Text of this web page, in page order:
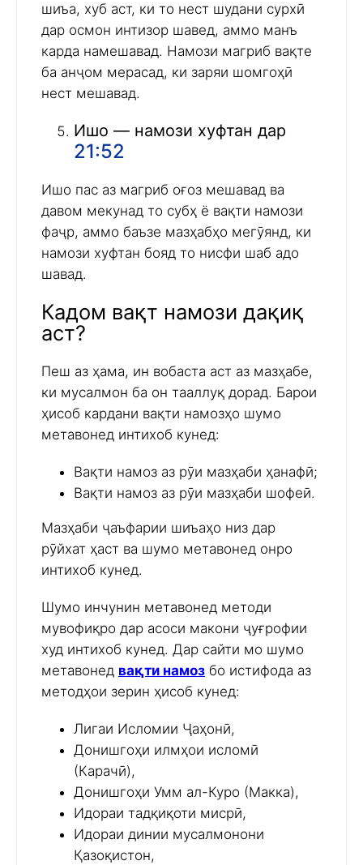
шиъа, хуб аст, ки то нест шудани сурхӣ
дар осмон интизор шавед, аммо манъ
карда намешавад. Намози магриб вақте
ба анҷом мерасад, ки заряи шомгоҳӣ
нест мешавад.
Ишо — намози хуфтан дар
21:52
Ишо пас аз магриб оғоз мешавад ва
давом мекунад то субҳ ё вақти намози
фаҷр, аммо баъзе мазҳабҳо мегӯянд, ки
намози хуфтан бояд то нисфи шаб адо
шавад.
Кадом вақт намози дақиқ
аст?
Пеш аз ҳама, ин вобаста аст аз мазҳабе,
ки мусалмон ба он тааллуқ дорад. Барои
ҳисоб кардани вақти намозҳо шумо
метавонед интихоб кунед:
Вақти намоз аз рӯи мазҳаби ҳанафӣ;
Вақти намоз аз рӯи мазҳаби шофеӣ.
Мазҳаби ҷаъфарии шиъаҳо низ дар
рӯйхат ҳаст ва шумо метавонед онро
интихоб кунед.
Шумо инчунин метавонед методи
мувофиқро дар асоси макони ҷуғрофии
худ интихоб кунед. Дар сайти мо шумо
метавонед вақти намоз бо истифода аз
методҳои зерин ҳисоб кунед:
Лигаи Исломии Ҷаҳонӣ,
Донишгоҳи илмҳои исломӣ
(Карачӣ),
Донишгоҳи Умм ал-Куро (Макка),
Идораи тадқиқоти мисрӣ,
Идораи динии мусалмонони
Қазоқистон,